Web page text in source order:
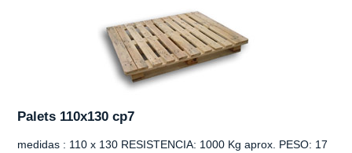
Palets 110x130 cp7
medidas : 110 x 130 RESISTENCIA: 1000 Kg aprox. PESO: 17